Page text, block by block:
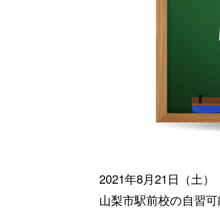
2021年8月21日 （土）
山梨市駅前校の自習